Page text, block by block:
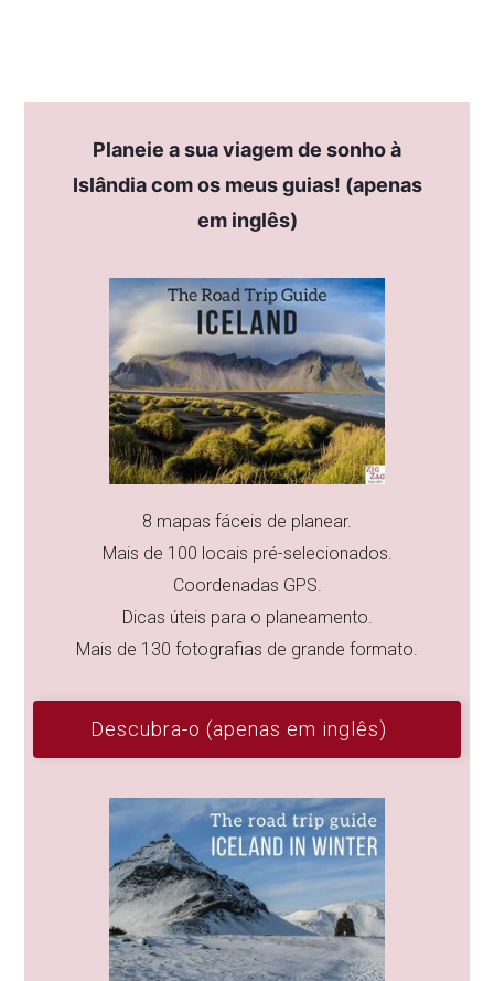
Planeie a sua viagem de sonho à
Islândia com os meus guias! (apenas
em inglês)
8 mapas fáceis de planear.
Mais de 100 locais pré-selecionados.
Coordenadas GPS.
Dicas úteis para o planeamento.
Mais de 130 fotografias de grande formato.
Descubra-o (apenas em inglês)